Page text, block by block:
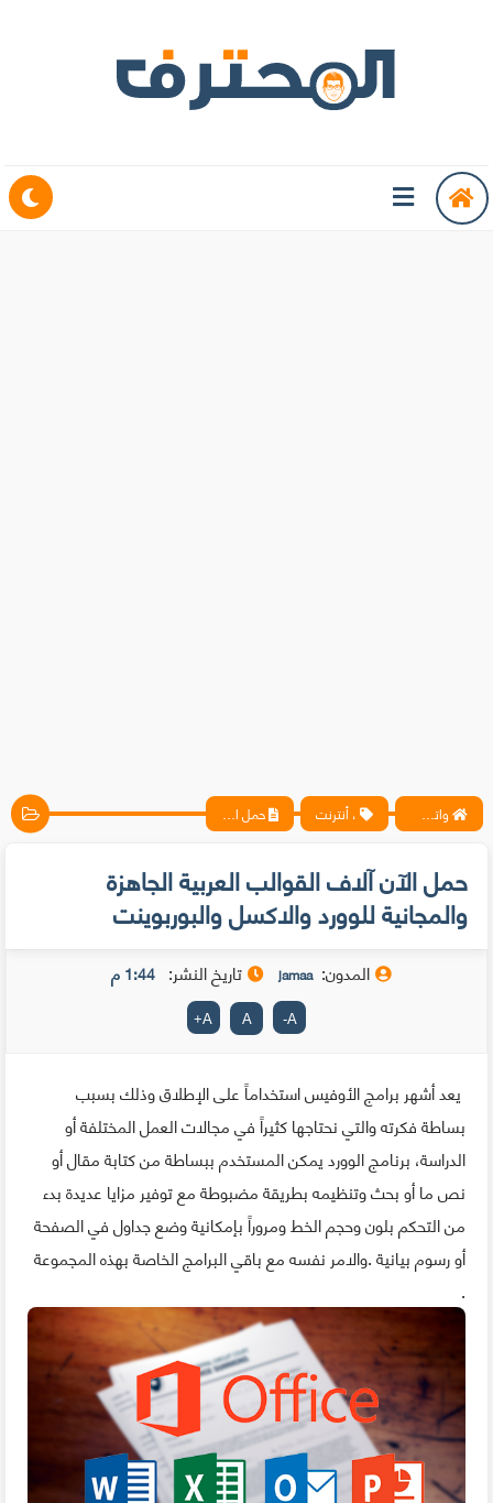
واتس آب ، فيسبوك ، أنترنت ، شروحات تقنية حصرية - المحترف ، أنترنت حمل الآن آلاف القوالب العربية الجاهزة والمجانية للوورد والاكسل والبوربوينت
حمل الآن آلاف القوالب العربية الجاهزة
والمجانية للوورد والاكسل والبوربوينت
المدون: jamaa تاريخ النشر: 1:44 م
A
-
A
A
+
يعد أشهر برامج الأوفيس استخداماً على الإطلاق وذلك بسبب
بساطة فكرته والتي نحتاجها كثيراً في مجالات العمل المختلفة أو
الدراسة، برنامج الوورد يمكن المستخدم ببساطة من كتابة مقال أو
نص ما أو بحث وتنظيمه بطريقة مضبوطة مع توفير مزايا عديدة بدء
من التحكم بلون وحجم الخط ومروراً بإمكانية وضع جداول في الصفحة
أو رسوم بيانية .والامر نفسه مع باقي البرامج الخاصة بهذه المجموعة
.